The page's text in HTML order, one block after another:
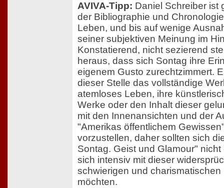
AVIVA-Tipp: Daniel Schreiber ist
der Bibliographie und
Leben, und bis auf wenige
seiner subjektiven Meinung im
Konstatierend, nicht sezierend
heraus, dass sich Sontag ihre
eigenem Gusto zurechtzimmert.
dieser Stelle das vollständige
atemloses Leben, ihre
Werke oder den Inhalt dieser
mit den Innenansichten und der
"Amerikas öffentlichem
vorzustellen, daher sollten sich
Sontag. Geist und Glamour"
sich intensiv mit dieser
schwierigen und
möchten.